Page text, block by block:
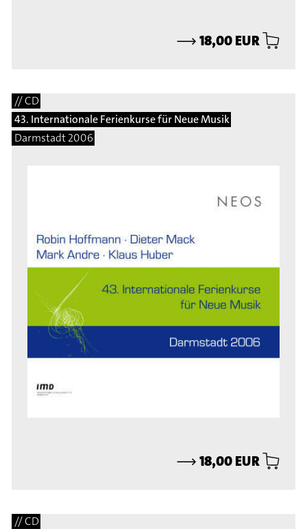
⟶18,00 EUR
// CD
43. Internationale Ferienkurse für Neue Musik
Darmstadt 2006
⟶18,00 EUR
// CD